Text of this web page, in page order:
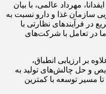
مهرداد عالمی، با بیان
سازمان غذا و دارو نسبت به
در فرآیندهای نظارتی با
در تعامل با شرکت‌های
بر ارزیابی انطباق،
و حل چالش‌های تولید به
مسیر توسعه با کمترین